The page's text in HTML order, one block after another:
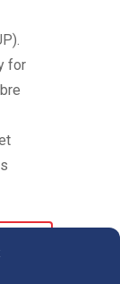
for